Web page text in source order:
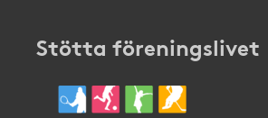
Stötta föreningslivet